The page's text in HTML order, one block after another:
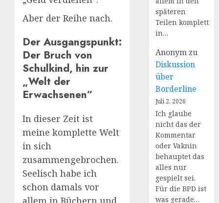
Aber der Reihe nach.
Der Ausgangspunkt:
Der Bruch von
Schulkind, hin zur
„Welt der
Erwachsenen“
In dieser Zeit ist
meine komplette Welt
in sich
zusammengebrochen.
Seelisch habe ich
schon damals vor
allem in Büchern und
späteren
Teilen komplett
in…
Anonym zu
Diskussion
über
Borderline
Juli 2, 2026
Ich glaube
nicht das der
Kommentar
oder Vaknin
behauptet das
alles nur
gespielt sei.
Für die BPD ist
was gerade…